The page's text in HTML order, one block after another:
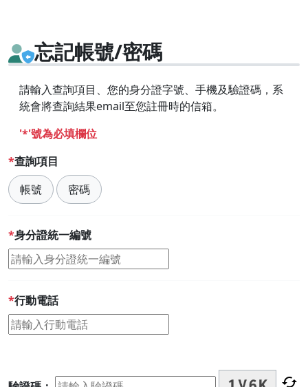
忘記帳號/密碼
請輸入查詢項目、您的身分證字號、手機及驗證碼，系
統會將查詢結果email至您註冊時的信箱。
'*'號為必填欄位
查詢項目
帳號
密碼
身分證統一編號
行動電話
cached